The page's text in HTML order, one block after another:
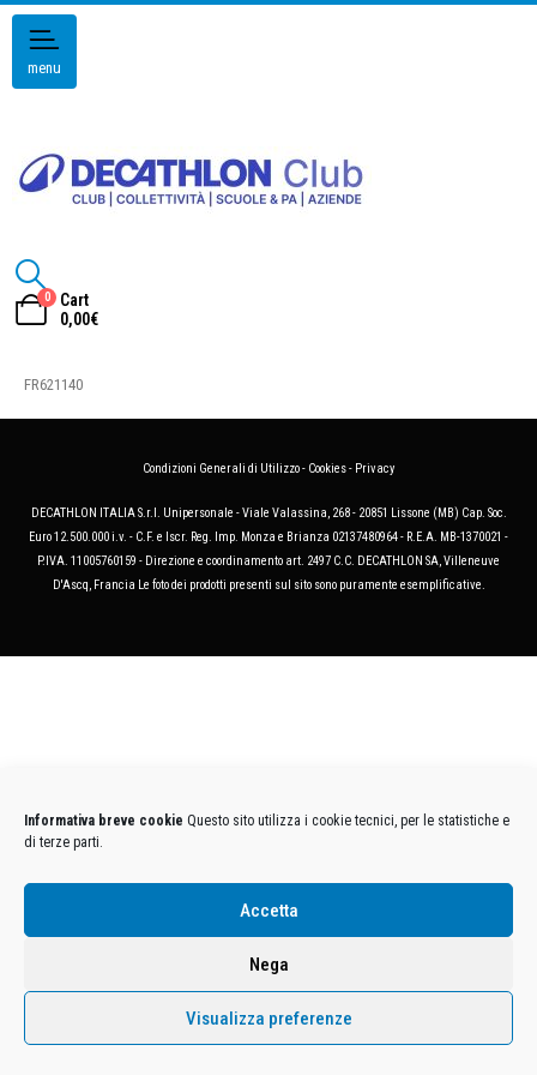
Informativa breve cookie Questo sito utilizza i cookie tecnici, per le statistiche e
di terze parti.
Accetta
Nega
Visualizza preferenze
menu
0
Cart
0,00€
FR621140
Condizioni Generali di Utilizzo- Cookies- Privacy
DECATHLON ITALIA S.r.l. Unipersonale - Viale Valassina, 268 - 20851 Lissone (MB) Cap. Soc.
Euro 12.500.000 i.v. - C.F. e Iscr. Reg. Imp. Monza e Brianza 02137480964 - R.E.A. MB-1370021 -
P.IVA. 11005760159 - Direzione e coordinamento art. 2497 C.C. DECATHLON SA, Villeneuve
D'Ascq, Francia Le foto dei prodotti presenti sul sito sono puramente esemplificative.